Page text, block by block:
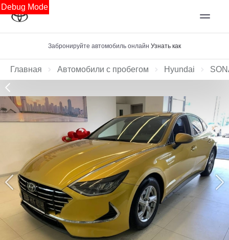
Debug Mode
Забронируйте автомобиль онлайн Узнать как
Главная Автомобили с пробегом Hyundai